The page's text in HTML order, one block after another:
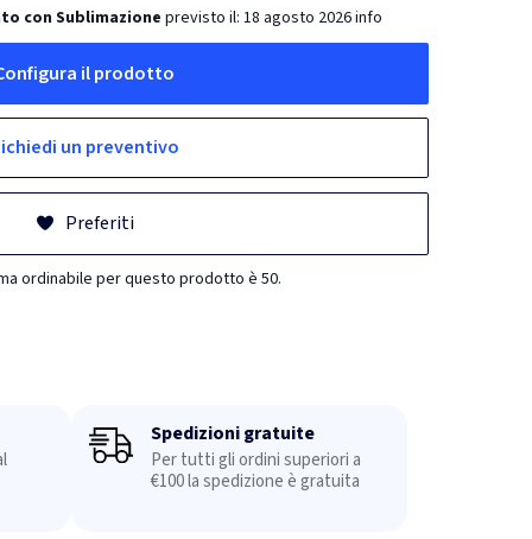
con Sublimazione previsto il: 18 agosto 2026info
il prodotto
un preventivo
Preferiti
ordinabile per questo prodotto è 50.
Spedizioni gratuite
Per tutti gli ordini superiori a
€100 la spedizione è gratuita